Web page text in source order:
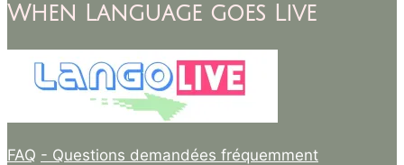
When Language goes Live
FAQ - Questions demandées fréquemment